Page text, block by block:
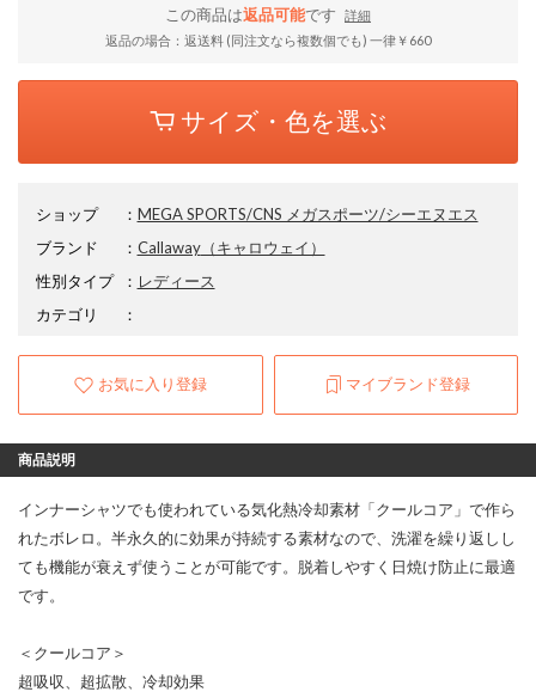
この商品は返品可能です
詳細
返品の場合：返送料 (同注文なら複数個でも) 一律￥660
サイズ・色を選ぶ
ショップ ： MEGA SPORTS/CNS メガスポーツ/シーエヌエス
ブランド
： Callaway（キャロウェイ）
性別タイプ
： レディース
カテゴリ
：
お気に入り登録 マイブランド登録
商品説明
インナーシャツでも使われている気化熱冷却素材「クールコア」で作ら
れたボレロ。半永久的に効果が持続する素材なので、洗濯を繰り返しし
ても機能が衰えず使うことが可能です。脱着しやすく日焼け防止に最適
です。
＜クールコア＞
超吸収、超拡散、冷却効果